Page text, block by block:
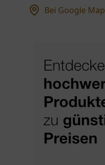
Bei Google